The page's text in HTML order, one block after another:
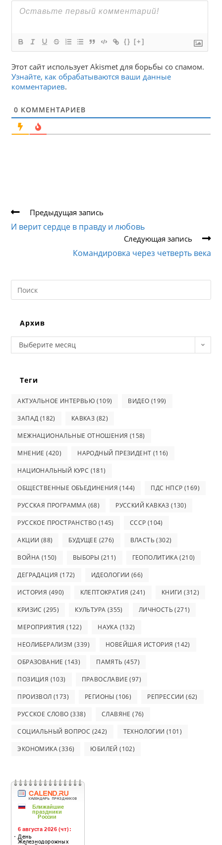
{} [+]
Этот сайт использует Akismet для борьбы со спамом.
Узнайте, как обрабатываются ваши данные
комментариев.
0 КОММЕНТАРИЕВ
Еще
статьи
Предыдущая запись
И верит сердце в правду и любовь
Следующая запись
Командировка через четверть века
Search
this
Архив
Архив
Выберите месяц
Теги
АКТУАЛЬНОЕ ИНТЕРВЬЮ (109) ВИДЕО (199)
ЗАПАД (182) КАВКАЗ (82)
МЕЖНАЦИОНАЛЬНЫЕ ОТНОШЕНИЯ (158)
МНЕНИЕ (420) НАРОДНЫЙ ПРЕЗИДЕНТ (116)
НАЦИОНАЛЬНЫЙ КУРС (181)
ОБЩЕСТВЕННЫЕ ОБЪЕДИНЕНИЯ (144) ПДС НПСР (169)
РУССКАЯ ПРОГРАММА (68) РУССКИЙ КАВКАЗ (130)
РУССКОЕ ПРОСТРАНСТВО (145) СССР (104)
АКЦИИ (88) БУДУЩЕЕ (276) ВЛАСТЬ (302)
ВОЙНА (150) ВЫБОРЫ (211) ГЕОПОЛИТИКА(210)
ДЕГРАДАЦИЯ (172) ИДЕОЛОГИИ (66)
ИСТОРИЯ (490) КЛЕПТОКРАТИЯ (241) КНИГИ (312)
КРИЗИС (295) КУЛЬТУРА (355) ЛИЧНОСТЬ (271)
МЕРОПРИЯТИЯ (122) НАУКА (132)
НЕОЛИБЕРАЛИЗМ (339) НОВЕЙШАЯ ИСТОРИЯ (142)
ОБРАЗОВАНИЕ (143) ПАМЯТЬ (457)
ПОЗИЦИЯ (103) ПРАВОСЛАВИЕ (97)
ПРОИЗВОЛ (173) РЕГИОНЫ (106) РЕПРЕССИИ (62)
РУССКОЕ СЛОВО (338) СЛАВЯНЕ (76)
СОЦИАЛЬНЫЙ ВОПРОС (242) ТЕХНОЛОГИИ (101)
ЭКОНОМИКА(336) ЮБИЛЕЙ (102)